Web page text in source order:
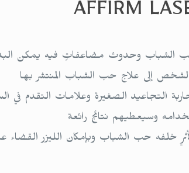
الشباب وحدوث مضاعفاتٍ فيه يمكن البدء
إلى علاج حب الشباب المنتشر بها
التجاعيد الصغيرة وعلامات التقدم في
وسيعطيهم نتائج رائعة
خلفه حب الشباب وبإمكان الليزر القضاء